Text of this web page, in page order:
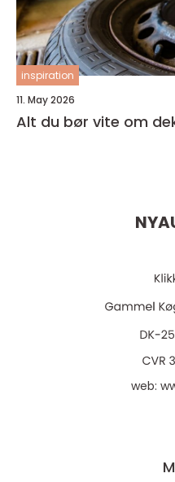
inspiration
11. May 2026
Alt du bør vite om
web: